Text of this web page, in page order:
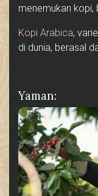
menemukan kopi,
Kopi Arabica,
di dunia, berasal
Yaman: